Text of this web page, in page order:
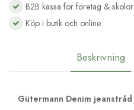
B2B kassa för företag & skolor
Köp i butik och online
Beskrivning
Gütermann Denim jeanstråd